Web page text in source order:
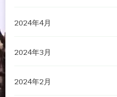
2024年4月
2024年3月
2024年2月